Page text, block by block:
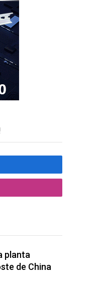
planta
de China